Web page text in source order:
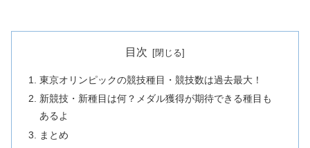
目次
東京オリンピックの競技種目・競技数は過去最大！
新競技・新種目は何？メダル獲得が期待できる種目も
あるよ
まとめ